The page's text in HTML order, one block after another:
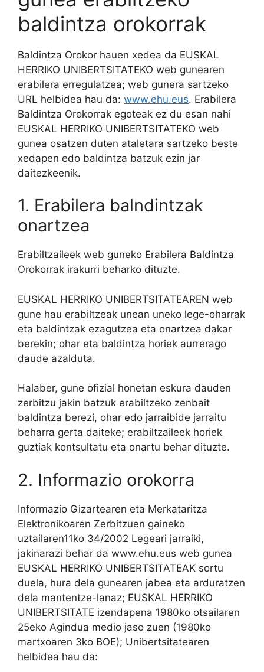
baldintza orokorrak
Baldintza Orokor hauen xedea da EUSKAL
HERRIKO UNIBERTSITATEKO web gunearen
erabilera erregulatzea; web gunera sartzeko
URL helbidea hau da: www.ehu.eus. Erabilera
Baldintza Orokorrak egoteak ez du esan nahi
EUSKAL HERRIKO UNIBERTSITATEKO web
gunea osatzen duten ataletara sartzeko beste
xedapen edo baldintza batzuk ezin jar
daitezkeenik.
1. Erabilera balndintzak
onartzea
Erabiltzaileek web guneko Erabilera Baldintza
Orokorrak irakurri beharko dituzte.
EUSKAL HERRIKO UNIBERTSITATEAREN web
gune hau erabiltzeak unean uneko lege-oharrak
eta baldintzak ezagutzea eta onartzea dakar
berekin; ohar eta baldintza horiek aurrerago
daude azalduta.
Halaber, gune ofizial honetan eskura dauden
zerbitzu jakin batzuk erabiltzeko zenbait
baldintza berezi, ohar edo jarraibide jarraitu
beharra gerta daiteke; erabiltzaileek horiek
guztiak kontsultatu eta onartu behar dituzte.
2. Informazio orokorra
Informazio Gizartearen eta Merkataritza
Elektronikoaren Zerbitzuen gaineko
uztailaren11ko 34/2002 Legeari jarraiki,
jakinarazi behar da www.ehu.eus web gunea
EUSKAL HERRIKO UNIBERTSITATEAK sortu
duela, hura dela gunearen jabea eta arduratzen
dela mantentze-lanaz; EUSKAL HERRIKO
UNIBERTSITATE izendapena 1980ko otsailaren
25eko Agindua medio jaso zuen (1980ko
martxoaren 3ko BOE); Unibertsitatearen
helbidea hau da: